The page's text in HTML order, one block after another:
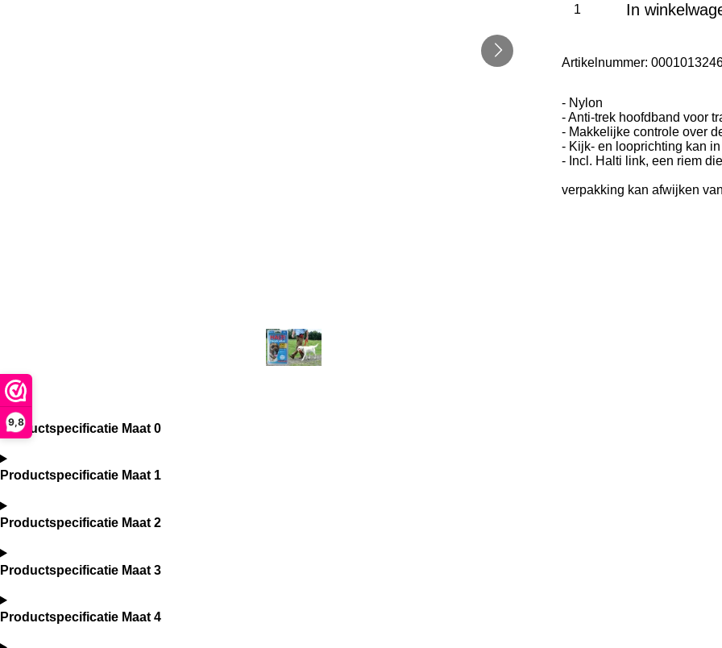
9,8
In
Artikelnummer:
- Nylon
- Anti-trek hoofdband voor
- Makkelijke controle over
- Kijk- en looprichting kan
- Incl. Halti link, een riem
verpakking kan afwijken
Productspecificatie Maat 0
Productspecificatie Maat 1
Productspecificatie Maat 2
Productspecificatie Maat 3
Productspecificatie Maat 4